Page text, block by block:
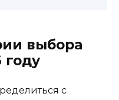
выбора
году
с